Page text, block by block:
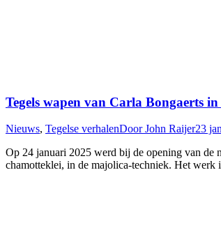
Tegels wapen van Carla Bongaerts
Nieuws, Tegelse verhalenDoorJohn Raijer23
Op 24 januari 2025 werd bij de opening van de
chamotteklei, in de majolica-techniek. Het werk